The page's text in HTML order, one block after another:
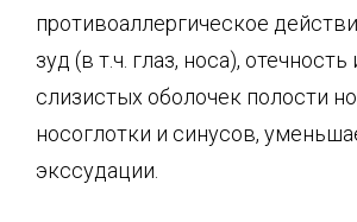
противоаллергическое
зуд (в т.ч. глаз, носа),
слизистых оболочек полости
носоглотки и синусов,
экссудации.